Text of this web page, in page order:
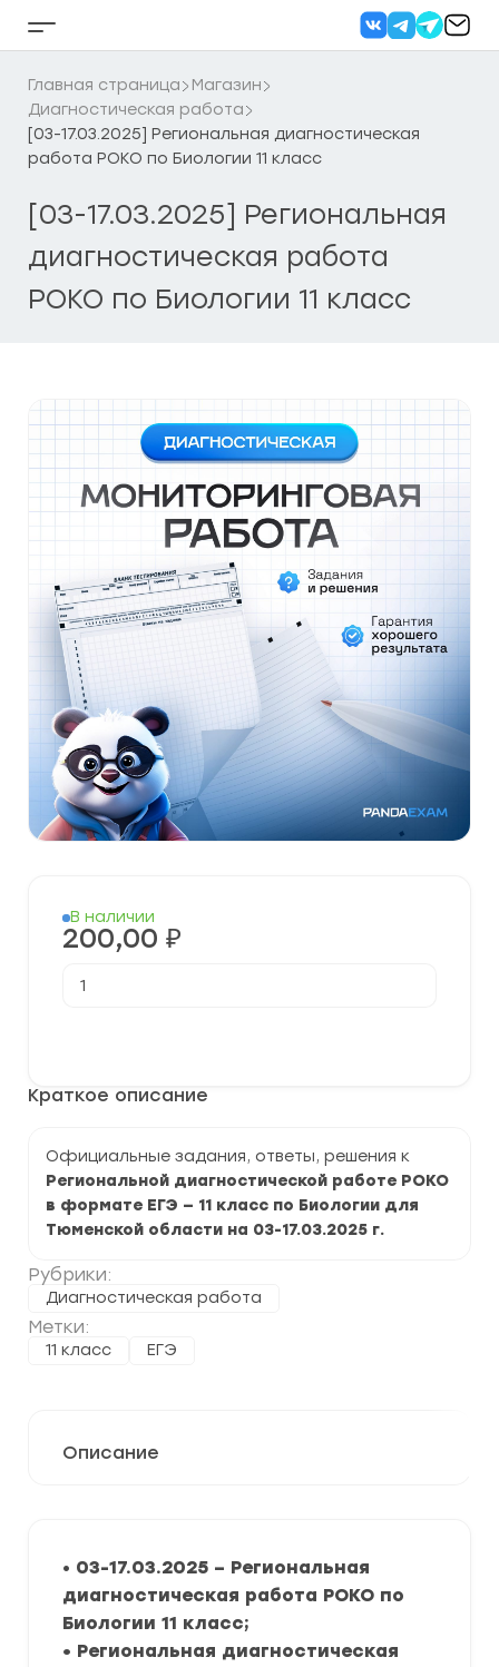
Кнопка
бокового
меню
Главная страница
Магазин
Диагностическая работа
[03-17.03.2025] Региональная диагностическая
работа РОКО по Биологии 11 класс
[03-17.03.2025] Региональная
диагностическая работа
РОКО по Биологии 11 класс
Краткое описание
Официальные задания, ответы, решения к
Региональной диагностической работе РОКО
в формате ЕГЭ — 11 класс по Биологии для
Тюменской области на 03-17.03.2025 г.
Рубрики:
Диагностическая работа
Метки:
11 класс ЕГЭ
В наличии
200,00 ₽
товара
РОКО
11
класс
Описание
• 03-17.03.2025 – Региональная
диагностическая работа РОКО по
Биологии 11 класс;
• Региональная диагностическая